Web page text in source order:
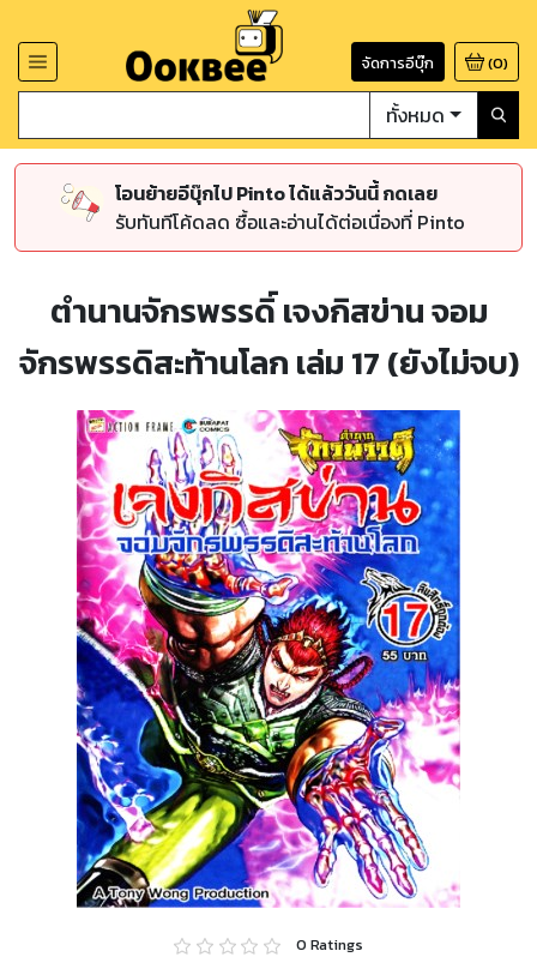
จัดการอีบุ๊ก (0)
ทั้งหมด
โอนย้ายอีบุ๊กไป Pinto ได้แล้ววันนี้ กดเลย
รับทันทีโค้ดลด ซื้อและอ่านได้ต่อเนื่องที่ Pinto
ตำนานจักรพรรดิ์ เจงกิสข่าน จอม
จักรพรรดิสะท้านโลก เล่ม 17 (ยังไม่จบ)
0 Ratings